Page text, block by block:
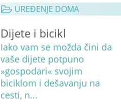
UREĐENJE DOMA
Dijete i bicikl
Iako vam se možda čini da
vaše dijete potpuno
»gospodari« svojim
biciklom i dešavanju na
cesti, n...